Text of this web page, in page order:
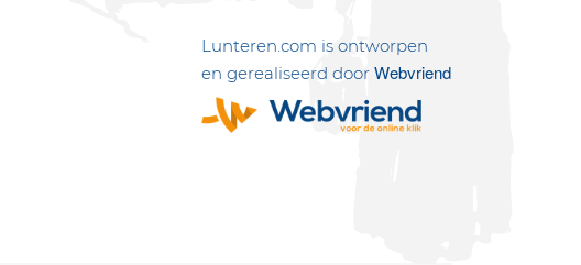
Lunteren.com is ontworpen
en gerealiseerd doorWebvriend